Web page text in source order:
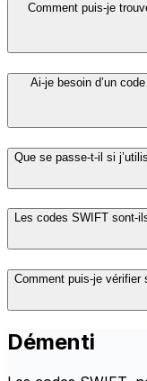
Comment puis-je
Ai-je besoin d’un
Que se passe-t-il si
Les codes SWIFT sont-
Comment puis-je vérifier
Démenti